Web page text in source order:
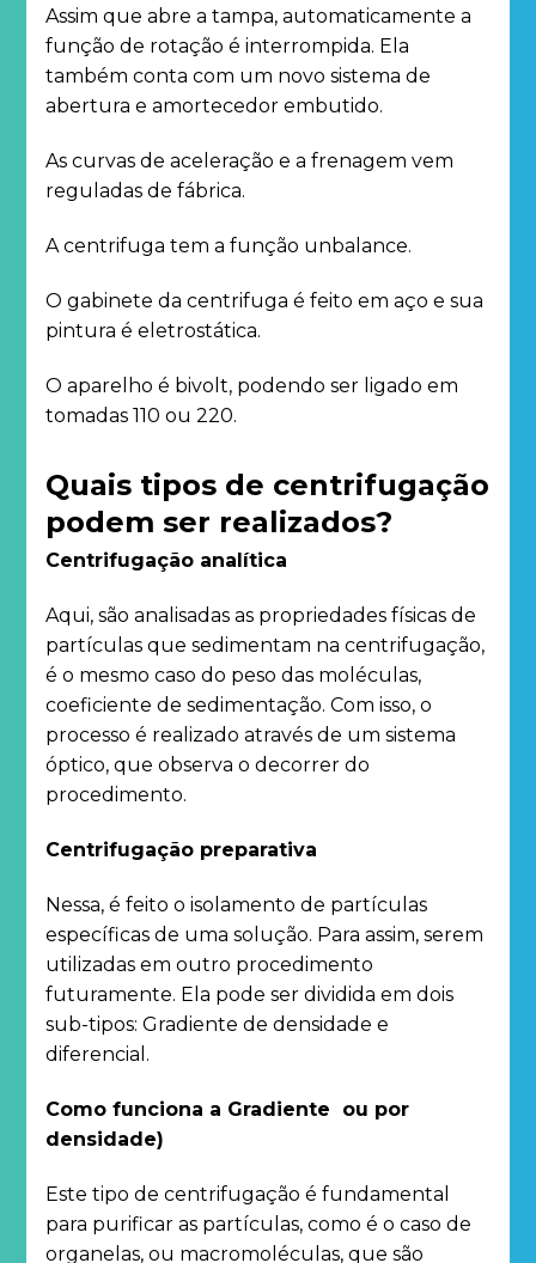
Assim que abre a tampa, automaticamente a
função de rotação é interrompida. Ela
também conta com um novo sistema de
abertura e amortecedor embutido.
As curvas de aceleração e a frenagem vem
reguladas de fábrica.
A centrifuga tem a função unbalance.
O gabinete da centrifuga é feito em aço e sua
pintura é eletrostática.
O aparelho é bivolt, podendo ser ligado em
tomadas 110 ou 220.
Quais tipos de centrifugação
podem ser realizados?
Centrifugação analítica
Aqui, são analisadas as propriedades físicas de
partículas que sedimentam na centrifugação,
é o mesmo caso do peso das moléculas,
coeficiente de sedimentação. Com isso, o
processo é realizado através de um sistema
óptico, que observa o decorrer do
procedimento.
Centrifugação preparativa
Nessa, é feito o isolamento de partículas
específicas de uma solução. Para assim, serem
utilizadas em outro procedimento
futuramente. Ela pode ser dividida em dois
sub-tipos: Gradiente de densidade e
diferencial.
Como funciona a Gradiente ou por
densidade)
Este tipo de centrifugação é fundamental
para purificar as partículas, como é o caso de
organelas, ou macromoléculas, que são